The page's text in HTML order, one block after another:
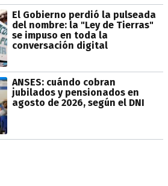
El Gobierno perdió la pulseada
del nombre: la "Ley de Tierras"
se impuso en toda la
conversación digital
ANSES: cuándo cobran
jubilados y pensionados en
agosto de 2026, según el DNI